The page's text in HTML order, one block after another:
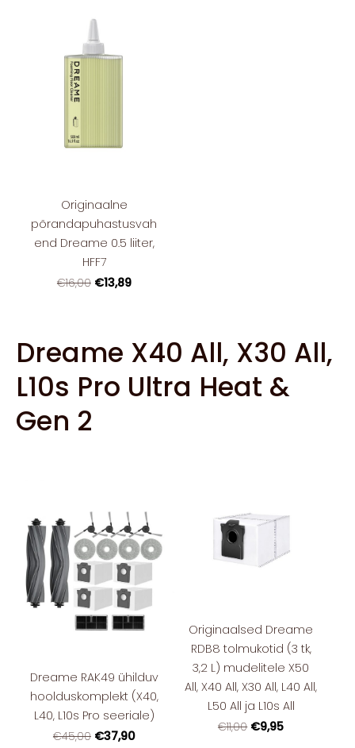
Originaalne
põrandapuhastusvah
end Dreame 0.5 liiter,
HFF7
€16,00 €13,89
Dreame X40 All, X30 All,
L10s Pro Ultra Heat &
Gen 2
Dreame RAK49 ühilduv
hoolduskomplekt (X40,
L40, L10s Pro seeriale)
€45,00 €37,90
Originaalsed Dreame
RDB8 tolmukotid (3 tk,
3,2 L) mudelitele X50
All, X40 All, X30 All, L40 All,
L50 All ja L10s All
€11,00 €9,95